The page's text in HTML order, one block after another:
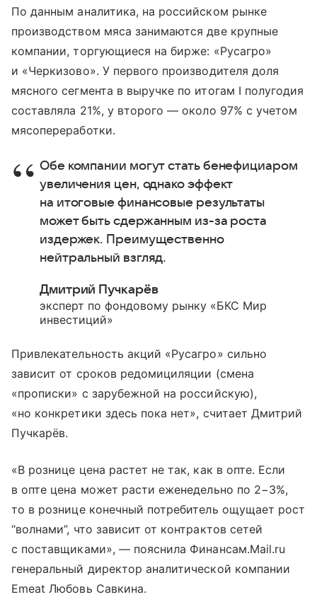
По данным аналитика, на российском рынке
производством мяса занимаются две крупные
компании, торгующиеся на бирже: «Русагро»
и «Черкизово». У первого производителя доля
мясного сегмента в выручке по итогам I полугодия
составляла 21%, у второго — около 97% с учетом
мясопереработки.
Обе компании могут стать бенефициаром
увеличения цен, однако эффект
на итоговые финансовые результаты
может быть сдержанным из-за роста
издержек. Преимущественно
нейтральный взгляд.
Дмитрий Пучкарёв
эксперт по фондовому рынку «БКС Мир
инвестиций»
Привлекательность акций «Русагро» сильно
зависит от сроков редомициляции (смена
«прописки» с зарубежной на российскую),
«но конкретики здесь пока нет», считает Дмитрий
Пучкарёв.
«В рознице цена растет не так, как в опте. Если
в опте цена может расти еженедельно по 2−3%,
то в рознице конечный потребитель ощущает рост
“волнами”, что зависит от контрактов сетей
с поставщиками», — пояснила Финансам.Mail.ru
генеральный директор аналитической компании
Emeat Любовь Савкина.